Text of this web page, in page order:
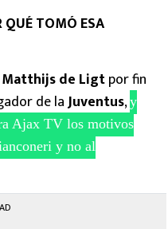
QUÉ TOMÓ ESA
Matthijs de Ligtpor fin
de laJuventus,y
Ajax TV los motivos
y no al